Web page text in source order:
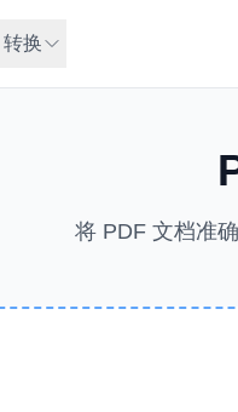
转换
将 PDF 文档准